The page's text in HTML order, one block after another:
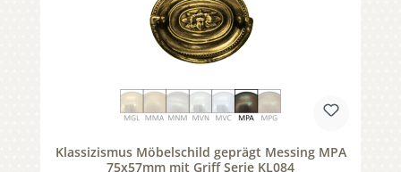
Klassizismus Möbelschild geprägt Messing MPA
75x57mm mit Griff Serie KL084